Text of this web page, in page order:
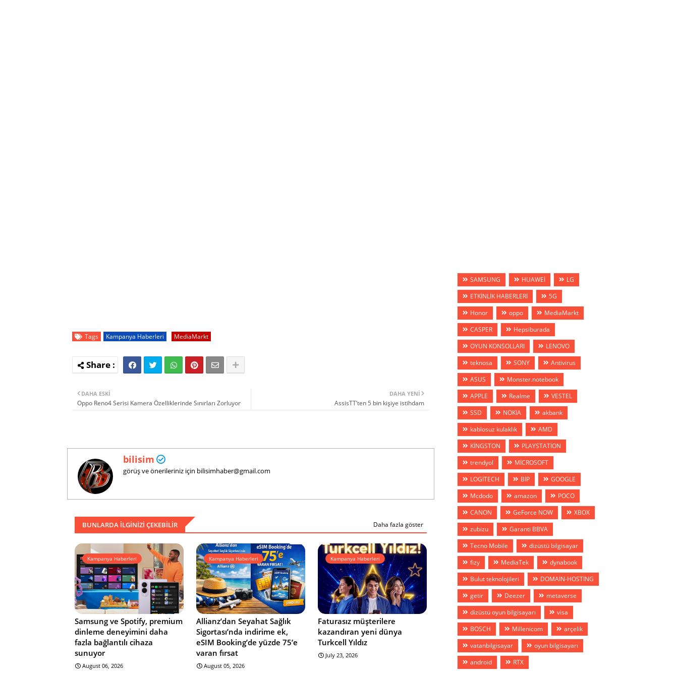
Tags Kampanya Haberleri MediaMarkt
DAHA YENI
AssisTT’ten 5 bin kişiye istihdam
DAHA ESKI
Oppo Reno4 Serisi Kamera Özelliklerinde Sınırları Zorluyor
bilisim
görüş ve önerileriniz için bilisimhaber@gmail.com
BUNLARDA ILGINIZI ÇEKEBILIR Daha fazla göster
Kampanya Haberleri
Samsung ve Spotify, premium
dinleme deneyimini daha
fazla bağlantılı cihaza
sunuyor
August 06, 2026
Kampanya Haberleri
Allianz’dan Seyahat Sağlık
Sigortası’nda indirime ek,
eSIM Booking’de yüzde 75’e
varan fırsat
August 05, 2026
Kampanya Haberleri
Faturasız müşterilere
kazandıran yeni dünya
Turkcell Yıldız
July 23, 2026
SAMSUNG HUAWEİ
LG
ETKİNLİK HABERLERİ
5G
Honor
oppo
MediaMarkt
CASPER
Hepsiburada
OYUN KONSOLLARI
LENOVO
teknosa
SONY
Antivirus
ASUS
Monster.notebook
APPLE
Realme
VESTEL
SSD
NOKIA
akbank
kablosuz kulaklık
AMD
KİNGSTON
PLAYSTATİON
trendyol
MİCROSOFT
LOGİTECH
BİP
GOOGLE
Mcdodo
amazon
POCO
CANON
GeForce NOW
XBOX
zubizu
Garanti BBVA
Tecno Mobile
dizüstü bilgisayar
fizy
MediaTek
dynabook
Bulut teknolojileri
DOMAİN-HOSTİNG
getir
Deezer
metaverse
dizüstü oyun bilgisayarı
visa
BOSCH
Millenicom
arçelik
vatanbilgisayar
oyun bilgisayarı
android
RTX